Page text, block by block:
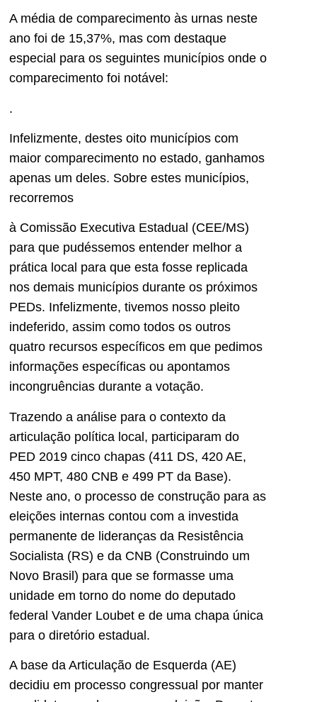
A média de comparecimento às urnas neste
ano foi de 15,37%, mas com destaque
especial para os seguintes municípios onde o
comparecimento foi notável:
.
Infelizmente, destes oito municípios com
maior comparecimento no estado, ganhamos
apenas um deles. Sobre estes municípios,
recorremos
à Comissão Executiva Estadual (CEE/MS)
para que pudéssemos entender melhor a
prática local para que esta fosse replicada
nos demais municípios durante os próximos
PEDs. Infelizmente, tivemos nosso pleito
indeferido, assim como todos os outros
quatro recursos específicos em que pedimos
informações específicas ou apontamos
incongruências durante a votação.
Trazendo a análise para o contexto da
articulação política local, participaram do
PED 2019 cinco chapas (411 DS, 420 AE,
450 MPT, 480 CNB e 499 PT da Base).
Neste ano, o processo de construção para as
eleições internas contou com a investida
permanente de lideranças da Resistência
Socialista (RS) e da CNB (Construindo um
Novo Brasil) para que se formasse uma
unidade em torno do nome do deputado
federal Vander Loubet e de uma chapa única
para o diretório estadual.
A base da Articulação de Esquerda (AE)
decidiu em processo congressual por manter